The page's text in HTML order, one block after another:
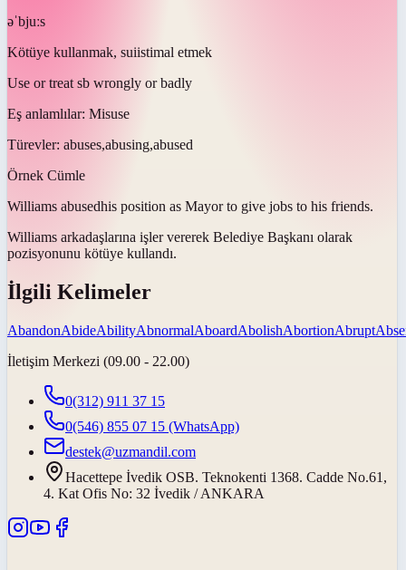
əˈbjuːs
Kötüye kullanmak, suiistimal etmek
Use or treat sb wrongly or badly
Eş anlamlılar: Misuse
Türevler: abuses,abusing,abused
Örnek Cümle
Williams abusedhis position as Mayor to give jobs to his friends.
Williams arkadaşlarına işler vererek Belediye Başkanı olarak
pozisyonunu kötüye kullandı.
İlgili Kelimeler
AbandonAbideAbilityAbnormalAboardAbolishAbortionAbrupt
İletişim Merkezi (09.00 - 22.00)
0(312) 911 37 15
0(546) 855 07 15 (WhatsApp)
destek@uzmandil.com
Hacettepe İvedik OSB. Teknokenti 1368. Cadde No.61,
4. Kat Ofis No: 32 İvedik / ANKARA